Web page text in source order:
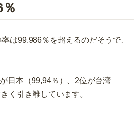
は99,986％を超えるのだそうで、
日本（99,94％）、2位が台湾
く引き離しています。